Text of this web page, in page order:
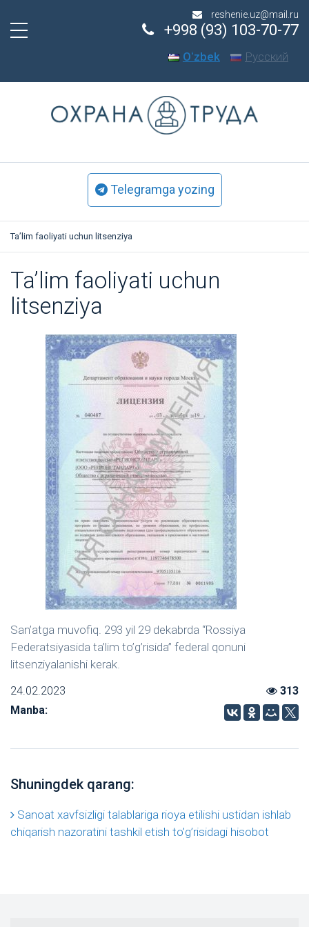
reshenie.uz@mail.ru
Oʻzbek Русский
+998 (93) 103-70-77
Telegramga yozing
Ta’lim faoliyati uchun litsenziya
Ta’lim faoliyati uchun
litsenziya
San’atga muvofiq. 293 yil 29 dekabrda “Rossiya
Federatsiyasida ta’lim to’g’risida” federal qonuni
litsenziyalanishi kerak.
24.02.2023
Manba:
313
Shuningdek qarang:
Sanoat xavfsizligi talablariga rioya etilishi ustidan ishlab
chiqarish nazoratini tashkil etish to’g’risidagi hisobot